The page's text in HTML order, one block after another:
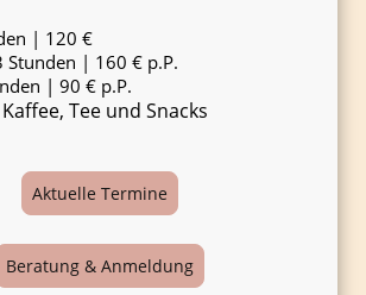
| 120 €
Stunden | 160 € p.P.
| 90 € p.P.
Tee und Snacks
Aktuelle Termine
Beratung & Anmeldung